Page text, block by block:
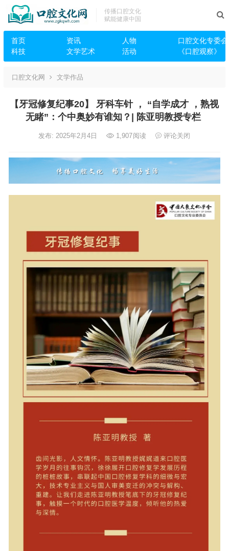
传播口腔文化
赋能健康中国
首页 资讯 人物
口腔文化专委会
科技
文学艺术 活动 《口腔观察》
口腔文化网 文学作品
【牙冠修复纪事20】 牙科车针 ， “自学成才 ，熟视
无睹”：个中奥妙有谁知？| 陈亚明教授专栏
发布: 2025年2月4日 1,907阅读 评论关闭